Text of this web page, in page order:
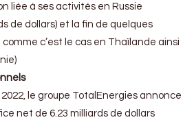
liée à ses activités en Russie
de dollars) et la fin de quelques
c’est le cas en Thaïlande ainsi
le groupe TotalEnergies annonce
net de 6.23 milliards de dollars